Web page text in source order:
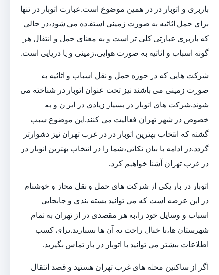
باربری و اتوبار در در همین موضوع است.عبارت اتوبار در تنها
برای حمل اثاثیه به صورت زمینی استفاده می شود،در حالی
که باربری عبارتی کلی تر است و به معنای حمل و انتقال هر
گونه اسباب و اثاثیه به صورت هوایی،زمینی و یا دریایی است.
شرکت هایی که در حوزه حمل و نقل اسباب و اثاثیه به
صورت زمینی می باشند نیز تحت عنوان اتوبار در شناخته می
شوند.شرکت های اتوبار در بسیار زیادی در ایران و به
خصوص در شهر تهران فعالیت می کنند.این موضوع سبب
گشته که انتخاب بهترین اتوبار در در غرب تهران نیز دشوارتر
گردد.در ادامه با بیان نکاتی،شما را در انتخاب بهترین اتوبار در
در غرب تهران آشنا خواهیم کرد.
اتوبار در بار یکی از شرکت های حمل و نقل مجاز و خوشنام
در این عرصه است که می توانید بسته بندی و جابجایی
اسباب و وسایل خود را،به هر مقصدی در از تهران به تمام
شهرستان ها،با خیال راحت به آن ها بسپارید.برای کسب
اطلاعات بیشتر می توانید با اتوبار در بار تماس بگیرید.
اگر از ساکنین محله های غرب تهران هستید و قصد انتقال